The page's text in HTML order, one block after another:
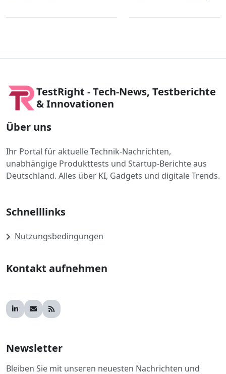
TestRight - Tech-News, Testberichte
& Innovationen
Über uns
Ihr Portal für aktuelle Technik-Nachrichten,
unabhängige Produkttests und Startup-Berichte aus
Deutschland. Alles über KI, Gadgets und digitale Trends.
Schnelllinks
Nutzungsbedingungen
Kontakt aufnehmen
Newsletter
Bleiben Sie mit unseren neuesten Nachrichten und